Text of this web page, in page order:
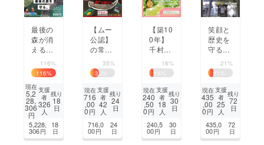
アート・写真 音楽
テクノロジー・ガジェット ゲーム・サ
ビジネス・起業 チャレンジ
最後の
森が消
える前
に。開
発が迫
る土地
を買
い、野
生動物
のすみ
かを守
りた
116%
116%
現在
5,2
28,
306
円
支援
者
326
人
残り
18
日
5,228,
306円
18
日
【ムー
公認】
の常設
「つち
のこ発
見・研
究本
部」を
作りた
35%
35
現在
716
,00
0円
支援
者
42
人
残り
24
日
716,0
00円
24
日
【築10
0年】
千村八
重桜の
杜で、
里山と
人がつ
ながる
古民家
し未来
へ繋ぎ
16%
16
現在
240
,50
0円
支援
者
18
人
残り
30
日
240,5
00円
30
日
笑顔と
歴史を
守る！
下総中
山「子
之神
社」イ
チョウ
剪定プ
クト
21%
21
現在
435
,00
0円
支援
者
25
人
残り
72
日
435,0
00円
72
日